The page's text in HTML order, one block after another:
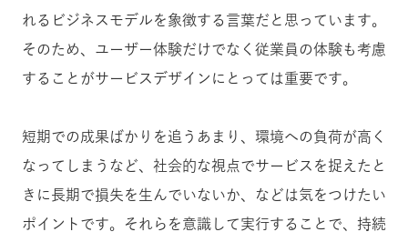
れるビジネスモデルを象徴する言葉だと思っています。
そのため、ユーザー体験だけでなく従業員の体験も考慮
することがサービスデザインにとっては重要です。
短期での成果ばかりを追うあまり、環境への負荷が高く
なってしまうなど、社会的な視点でサービスを捉えたと
きに長期で損失を生んでいないか、などは気をつけたい
ポイントです。それらを意識して実行することで、持続